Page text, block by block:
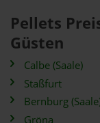
Pellets
Güsten
Calbe (Saale)
Staßfurt
Bernburg
Gröna